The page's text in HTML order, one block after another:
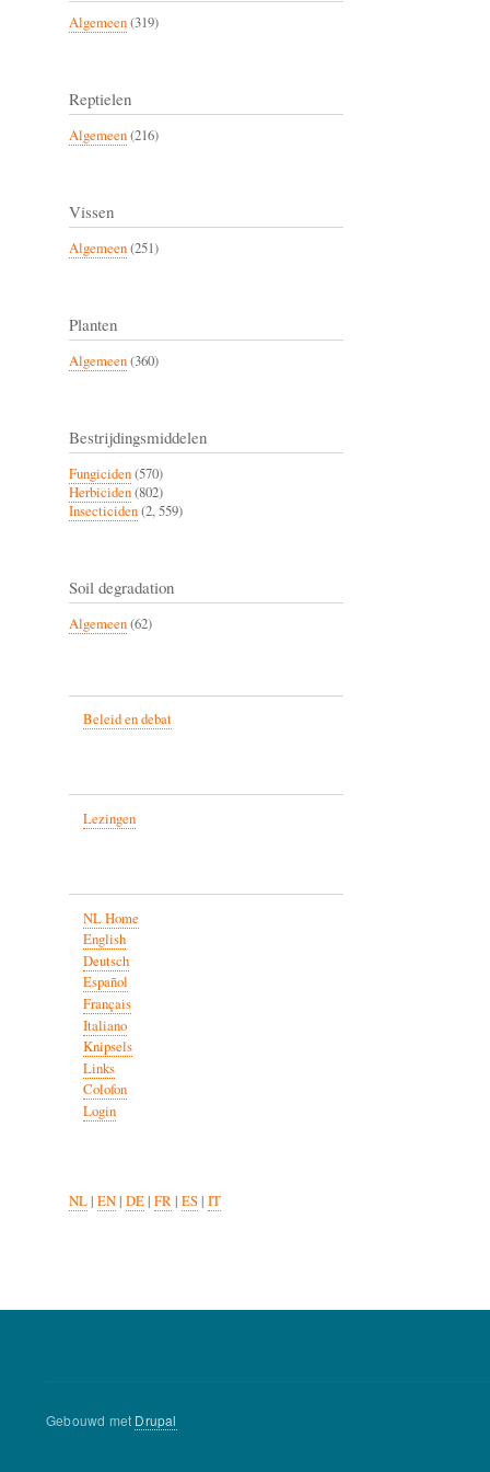
Algemeen(319)
Reptielen
Algemeen(216)
Vissen
Algemeen(251)
Planten
Algemeen(360)
Bestrijdingsmiddelen
Fungiciden(570)
Herbiciden(802)
Insecticiden(2, 559)
Soil degradation
Algemeen(62)
Beleid en debat
Lezingen
NL Home
English
Deutsch
Español
Français
Italiano
Knipsels
Links
Colofon
Login
NL| EN| DE| FR| ES| IT
Gebouwd met Drupal